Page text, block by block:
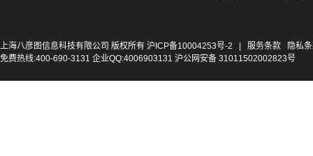
上海八彦图信息科技有限公司 版权所有 沪ICP备10004253号-2 服务条款
隐私
免费热线:400-690-3131 企业QQ:4006903131 沪公网安备 31011502002823号